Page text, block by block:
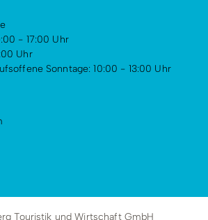
- 17:00 Uhr
Uhr
Sonntage: 10:00 - 13:00 Uhr
Touristik und Wirtschaft GmbH